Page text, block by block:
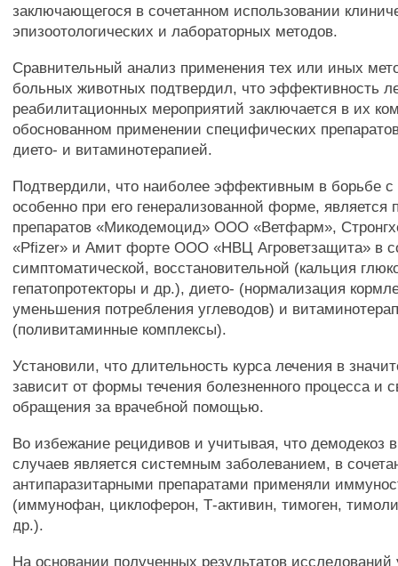
заключающегося в сочетанном использовании
эпизоотологических и лабораторных методов.
Сравнительный анализ применения тех или иных
больных животных подтвердил, что эффективность
реабилитационных мероприятий заключается в их
обоснованном применении специфических
дието- и витаминотерапией.
Подтвердили, что наиболее эффективным в борьбе
особенно при его генерализованной форме, является
препаратов «Микодемоцид» ООО «Ветфарм»,
«Pfizer» и Амит форте ООО «НВЦ Агроветзащита» в
симптоматической, восстановительной (кальция
гепатопротекторы и др.), дието- (нормализация
уменьшения потребления углеводов) и
(поливитаминные комплексы).
Установили, что длительность курса лечения в
зависит от формы течения болезненного процесса и
обращения за врачебной помощью.
Во избежание рецидивов и учитывая, что демодекоз
случаев является системным заболеванием, в
антипаразитарными препаратами применяли
(иммунофан, циклоферон, Т-активин, тимоген,
др.).
На основании полученных результатов исследований